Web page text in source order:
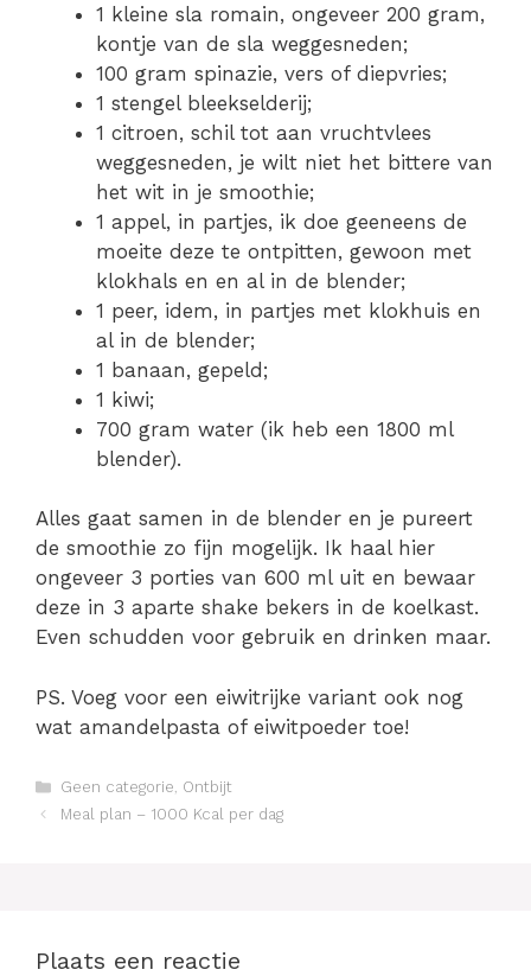
1 kleine sla romain, ongeveer 200 gram,
kontje van de sla weggesneden;
100 gram spinazie, vers of diepvries;
1 stengel bleekselderij;
1 citroen, schil tot aan vruchtvlees
weggesneden, je wilt niet het bittere van
het wit in je smoothie;
1 appel, in partjes, ik doe geeneens de
moeite deze te ontpitten, gewoon met
klokhals en en al in de blender;
1 peer, idem, in partjes met klokhuis en
al in de blender;
1 banaan, gepeld;
1 kiwi;
700 gram water (ik heb een 1800 ml
blender).
Alles gaat samen in de blender en je pureert
de smoothie zo fijn mogelijk. Ik haal hier
ongeveer 3 porties van 600 ml uit en bewaar
deze in 3 aparte shake bekers in de koelkast.
Even schudden voor gebruik en drinken maar.
PS. Voeg voor een eiwitrijke variant ook nog
wat amandelpasta of eiwitpoeder toe!
Categorieën
Geen categorie Ontbijt
Berichtnavigatie
Meal plan – 1000 Kcal per dag
Plaats een reactie